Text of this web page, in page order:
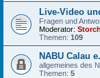
Live-Video
Fragen und
Moderator:
Themen: 109
NABU Calau
allgemeines des
Themen: 5